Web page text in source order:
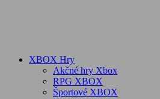
XBOX Hry
Akčné hry Xbox
RPG XBOX
Športové XBOX